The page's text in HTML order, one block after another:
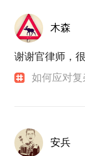
木森
谢谢官律师，
如何应对
安兵